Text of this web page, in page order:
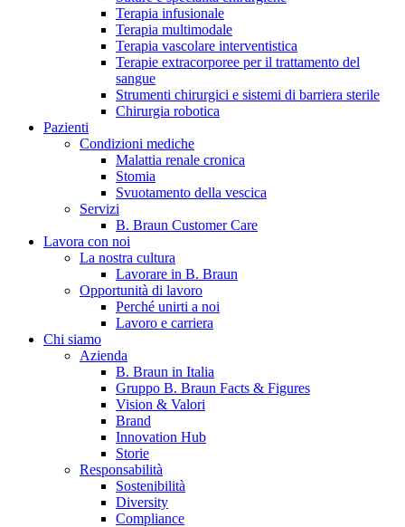
Braun con il nostro portfolio completo.
contatto con un nostro referente.
B. Braun in Italia
Scopri chi siamo ed entra nel mondo di B. Braun in Italia: 4
sedi, 4 aziende, più di 700 dipendenti e un Centro di
Eccellenza a livello globale.
Terapia infusionale
Terapia multimodale
Terapia vascolare interventistica
Terapie extracorporee per il trattamento del
sangue
Strumenti chirurgici e sistemi di barriera sterile
Chirurgia robotica
Pazienti
Condizioni mediche
Malattia renale cronica
Stomia
Svuotamento della vescica
Servizi
B. Braun Customer Care
Lavora con noi
La nostra cultura
Lavorare in B. Braun
Opportunità di lavoro
Perché unirti a noi
Lavoro e carriera
Chi siamo
Azienda
B. Braun in Italia
Gruppo B. Braun Facts & Figures
Vision & Valori
Brand
Innovation Hub
Storie
Responsabilità
Sostenibilità
Diversity
Compliance